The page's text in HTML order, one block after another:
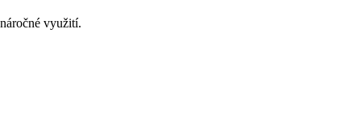
využití.